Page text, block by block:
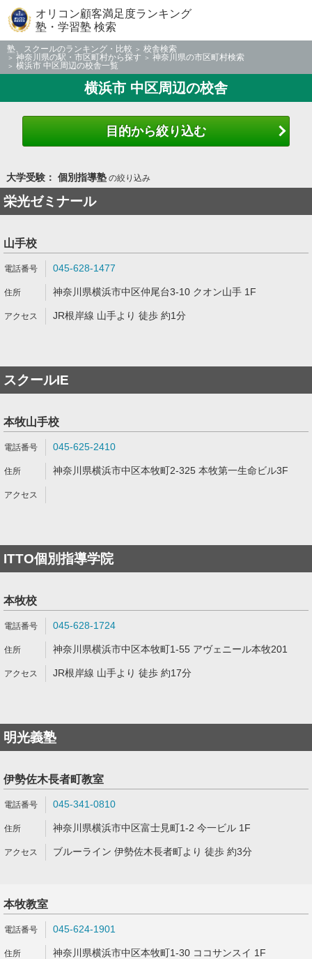
オリコン顧客満足度ランキング
塾・学習塾 検索
塾、スクールのランキング・比較
校舎検索
神奈川県の駅・市区町村から探す
神奈川県の市区町村検索
横浜市 中区周辺の校舎一覧
横浜市 中区周辺の校舎
目的から絞り込む
大学受験： 個別指導塾の絞り込み
栄光ゼミナール
山手校
045-628-1477
神奈川県横浜市中区仲尾台3-10 クオン山手 1F
JR根岸線 山手より 徒歩 約1分
スクールIE
本牧山手校
045-625-2410
神奈川県横浜市中区本牧町2-325 本牧第一生命ビル3F
ITTO個別指導学院
本牧校
045-628-1724
神奈川県横浜市中区本牧町1-55 アヴェニール本牧201
JR根岸線 山手より 徒歩 約17分
明光義塾
伊勢佐木長者町教室
045-341-0810
神奈川県横浜市中区富士見町1-2 今一ビル 1F
ブルーライン 伊勢佐木長者町より 徒歩 約3分
本牧教室
045-624-1901
神奈川県横浜市中区本牧町1-30 ココサンスイ 1F